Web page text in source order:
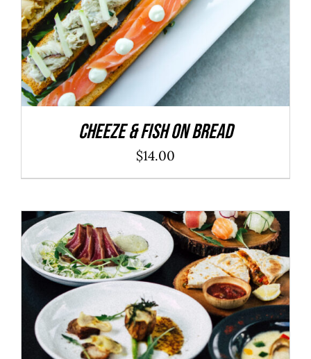
Cheeze & Fish On Bread
$14.00